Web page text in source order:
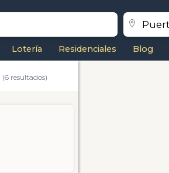
Lotería Residenciales Blog
(6 resultados)